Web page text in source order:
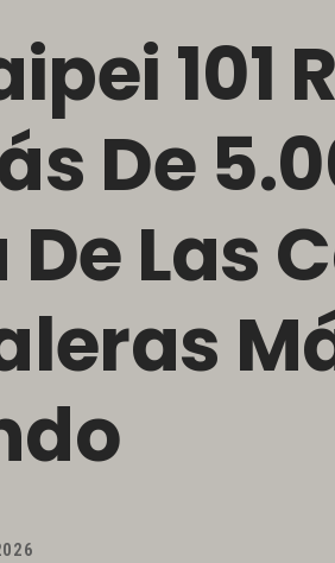
101
De
De Las